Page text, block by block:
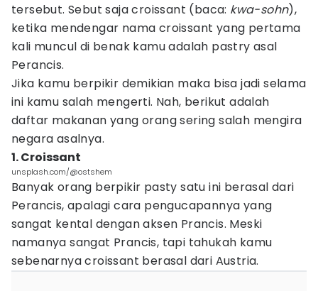
tersebut. Sebut saja croissant (baca: kwa-sohn),
ketika mendengar nama croissant yang pertama
kali muncul di benak kamu adalah pastry asal
Perancis.
Jika kamu berpikir demikian maka bisa jadi selama
ini kamu salah mengerti. Nah, berikut adalah
daftar makanan yang orang sering salah mengira
negara asalnya.
1. Croissant
unsplash.com/@ostshem
Banyak orang berpikir pasty satu ini berasal dari
Perancis, apalagi cara pengucapannya yang
sangat kental dengan aksen Prancis. Meski
namanya sangat Prancis, tapi tahukah kamu
sebenarnya croissant berasal dari Austria.